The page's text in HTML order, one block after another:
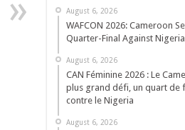
August 6, 2026
WAFCON 2026: Cameroon
Quarter-Final Against Nigeria
August 6, 2026
CAN Féminine 2026 : Le
plus grand défi, un quart de
contre le Nigeria
August 6, 2026